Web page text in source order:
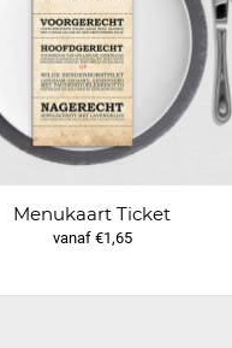
Menukaart Ticket
vanaf €1,65